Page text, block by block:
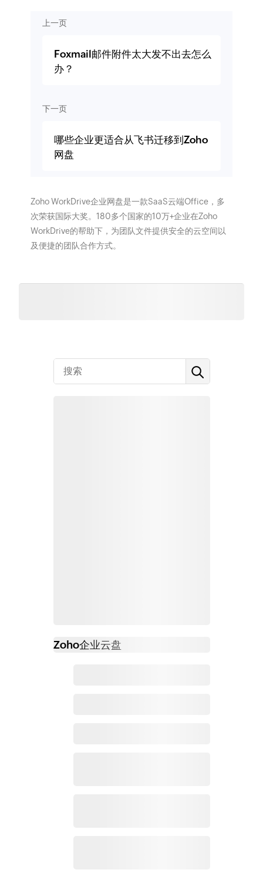
上一页
Foxmail邮件附件太大发不出去怎么
办？
下一页
哪些企业更适合从飞书迁移到Zoho
网盘
Zoho WorkDrive企业网盘是一款SaaS云端Office，多
次荣获国际大奖。180多个国家的10万+企业在Zoho
WorkDrive的帮助下，为团队文件提供安全的云空间以
及便捷的团队合作方式。
Zoho企业云盘